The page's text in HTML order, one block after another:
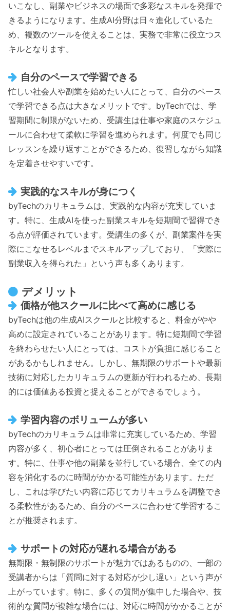
いこなし、副業やビジネスの場面で多彩なスキルを発揮で
きるようになります。生成AI分野は日々進化しているた
め、複数のツールを使えることは、実務で非常に役立つス
キルとなります。
自分のペースで学習できる
忙しい社会人や副業を始めたい人にとって、自分のペース
で学習できる点は大きなメリットです。byTechでは、学
習期間に制限がないため、受講生は仕事や家庭のスケジュ
ールに合わせて柔軟に学習を進められます。何度でも同じ
レッスンを繰り返すことができるため、復習しながら知識
を定着させやすいです。
実践的なスキルが身につく
byTechのカリキュラムは、実践的な内容が充実していま
す。特に、生成AIを使った副業スキルを短期間で習得でき
る点が評価されています。受講生の多くが、副業案件を実
際にこなせるレベルまでスキルアップしており、「実際に
副業収入を得られた」という声も多くあります。
デメリット
価格が他スクールに比べて高めに感じる
byTechは他の生成AIスクールと比較すると、料金がやや
高めに設定されていることがあります。特に短期間で学習
を終わらせたい人にとっては、コストが負担に感じること
があるかもしれません。しかし、無期限のサポートや最新
技術に対応したカリキュラムの更新が行われるため、長期
的には価値ある投資と捉えることができるでしょう。
学習内容のボリュームが多い
byTechのカリキュラムは非常に充実しているため、学習
内容が多く、初心者にとっては圧倒されることがありま
す。特に、仕事や他の副業を並行している場合、全ての内
容を消化するのに時間がかかる可能性があります。ただ
し、これは学びたい内容に応じてカリキュラムを調整でき
る柔軟性があるため、自分のペースに合わせて学習するこ
とが推奨されます。
サポートの対応が遅れる場合がある
無期限・無制限のサポートが魅力ではあるものの、一部の
受講者からは「質問に対する対応が少し遅い」という声が
上がっています。特に、多くの質問が集中した場合や、技
術的な質問が複雑な場合には、対応に時間がかかることが